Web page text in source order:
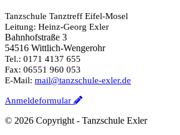
Tanzschule Tanztreff Eifel-Mosel
Leitung: Heinz-Georg Exler
Bahnhofstraße 3
54516 Wittlich-Wengerohr
Tel.: 0171 4137 655
Fax: 06551 960 053
E-Mail: mail@tanzschule-exler.de
Anmeldeformular
© 2026 Copyright - Tanzschule Exler